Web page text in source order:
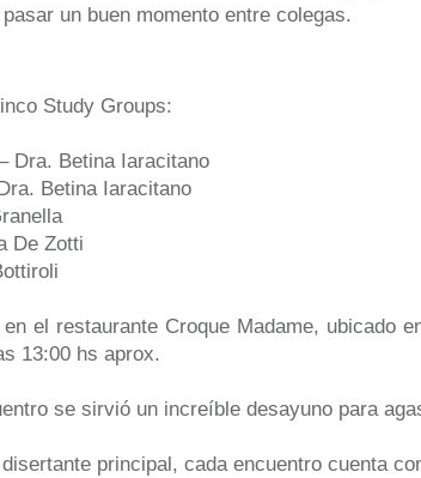
un buen momento entre colegas.
Study Groups:
Dra. Betina Iaracitano
Betina Iaracitano
De Zotti
el restaurante Croque Madame, ubicado
13:00 hs aprox.
se sirvió un increíble desayuno para
principal, cada encuentro cuenta